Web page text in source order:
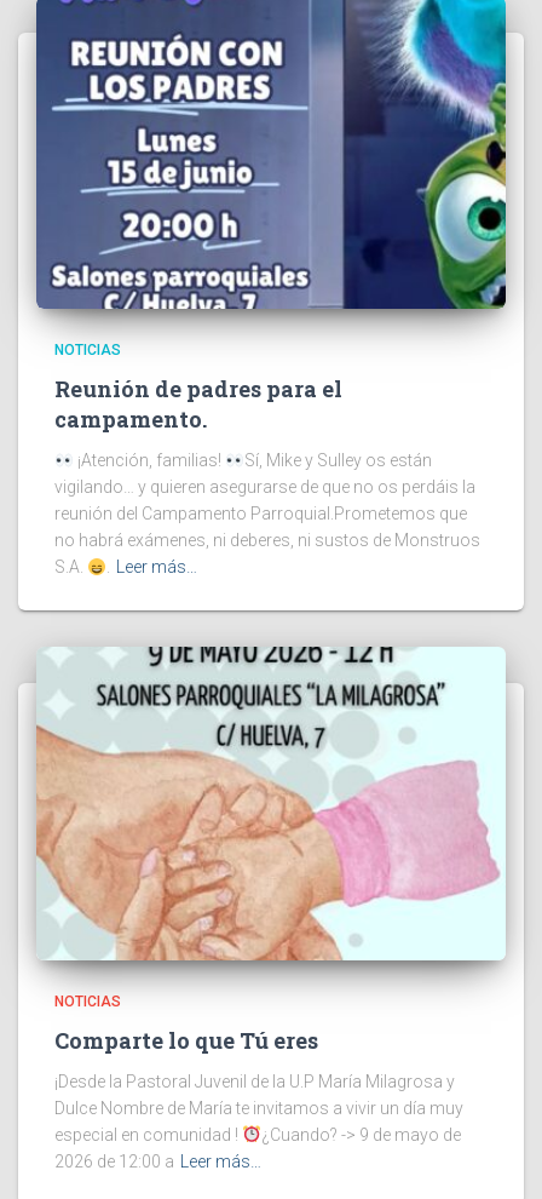
NOTICIAS
Reunión de padres para el
campamento.
¡Atención, familias!
Sí, Mike y Sulley os están
vigilando… y quieren asegurarse de que no os perdáis la
reunión del Campamento Parroquial.Prometemos que
no habrá exámenes, ni deberes, ni sustos de Monstruos
S.A.
. Leer más…
NOTICIAS
Comparte lo que Tú eres
¡Desde la Pastoral Juvenil de la U.P María Milagrosa y
Dulce Nombre de María te invitamos a vivir un día muy
especial en comunidad !
¿Cuando? -> 9 de mayo de
2026 de 12:00 a
Leer más…